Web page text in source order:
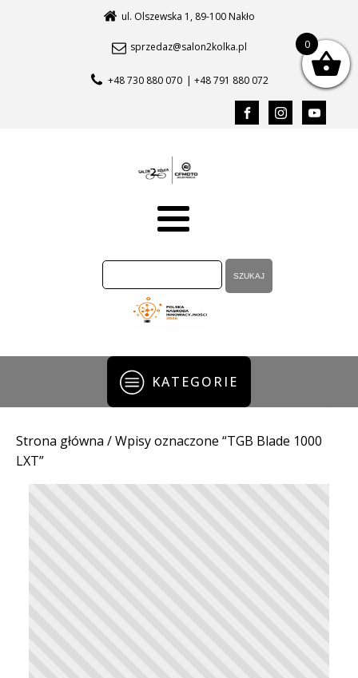
ul. Olszewska 1, 89-100 Nakło
sprzedaz@salon2kolka.pl
+48 730 880 070 | +48 791 880 072
KATEGORIE
Strona główna / Wpisy oznaczone “TGB Blade 1000
LXT”
0